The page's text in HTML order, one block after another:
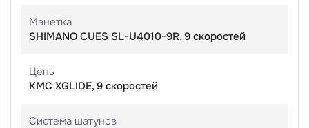
Манетка
SHIMANO CUES SL-U4010-9R, 9 скоростей
Цепь
KMC XGLIDE, 9 скоростей
Система шатунов